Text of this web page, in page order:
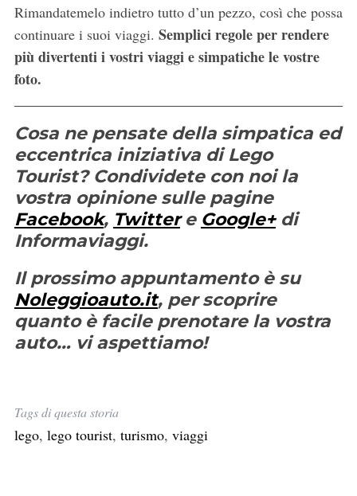
Rimandatemelo indietro tutto d’un pezzo, così che possa
continuare i suoi viaggi. Semplici regole per rendere
più divertenti i vostri viaggi e simpatiche le vostre
foto.
Cosa ne pensate della simpatica ed
eccentrica iniziativa di Lego
Tourist? Condividete con noi la
vostra opinione sulle pagine
Facebook, Twittere Google+di
Informaviaggi.
Il prossimo appuntamento è su
Noleggioauto.it, per scoprire
quanto è facile prenotare la vostra
auto… vi aspettiamo!
Tags di questa storia
lego, lego tourist, turismo, viaggi